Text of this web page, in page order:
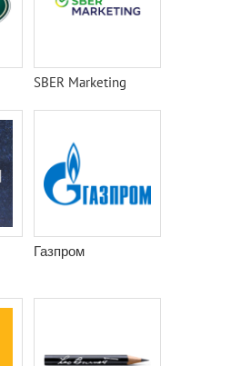
SBER Marketing
Газпром